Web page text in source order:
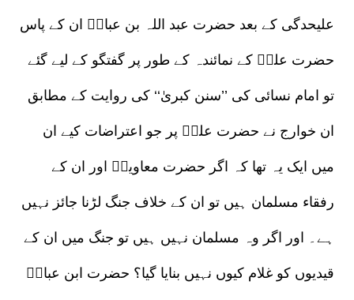
علیحدگی کے بعد حضرت عبد اللہ بن عباسؓ ان کے پاس
حضرت علیؓ کے نمائندہ کے طور پر گفتگو کے لیے گئے
تو امام نسائی کی ’’سنن کبریٰ‘‘ کی روایت کے مطابق
ان خوارج نے حضرت علیؓ پر جو اعتراضات کیے ان
میں ایک یہ تھا کہ اگر حضرت معاویہؓ اور ان کے
رفقاء مسلمان ہیں تو ان کے خلاف جنگ لڑنا جائز نہیں
ہے۔ اور اگر وہ مسلمان نہیں ہیں تو جنگ میں ان کے
قیدیوں کو غلام کیوں نہیں بنایا گیا؟ حضرت ابن عباسؓ